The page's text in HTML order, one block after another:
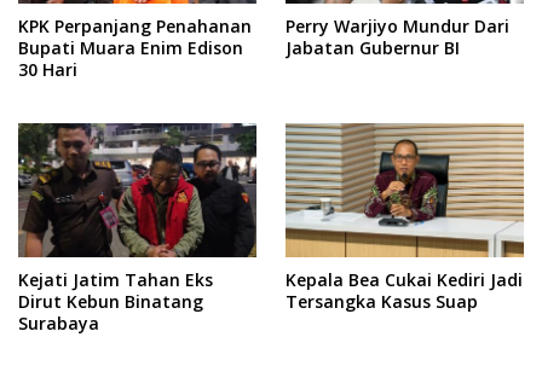
KPK Perpanjang Penahanan
Bupati Muara Enim Edison
30 Hari
Perry Warjiyo Mundur Dari
Jabatan Gubernur BI
Kejati Jatim Tahan Eks
Dirut Kebun Binatang
Surabaya
Kepala Bea Cukai Kediri Jadi
Tersangka Kasus Suap